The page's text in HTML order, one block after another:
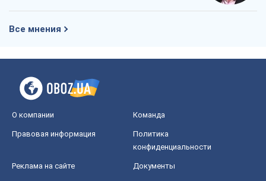
Все мнения
О компании Команда
Правовая информация
Политика
конфиденциальности
Реклама на сайте Документы